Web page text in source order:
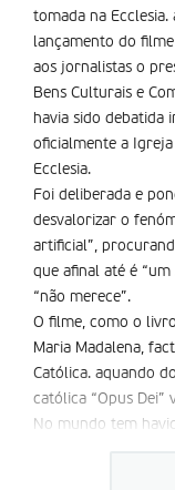
tomada na
lançamento do
aos jornalistas o
Bens Culturais e
havia sido debatida
oficialmente a
Ecclesia.
Foi deliberada e
desvalorizar o
artificial”,
que afinal até é
“não merece”.
O filme, como o
Maria Madalena,
Católica. aquando
católica “Opus
No mundo tem
Macau que